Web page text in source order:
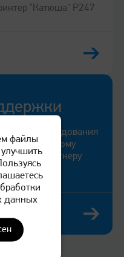
печати
клавиатура
"Катюша" P247
оборудования
к любому
партнеру
файлы
данных